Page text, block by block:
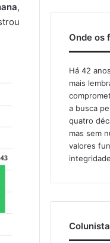
,
Onde os
Há 42
mais
a busca
quatro
mas sem
valores